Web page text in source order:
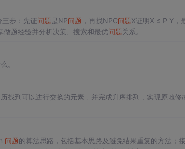
三步：先证问题是NP问题 ，再找NPC问题X证明X ≤ P Y，
题经验并分析决策、搜索和最优问题关系。
。
找到可以进行交换的元素，并完成升序排列，实现原地修
问题的算法思路，包括基本思路及避免结果重复的方法；